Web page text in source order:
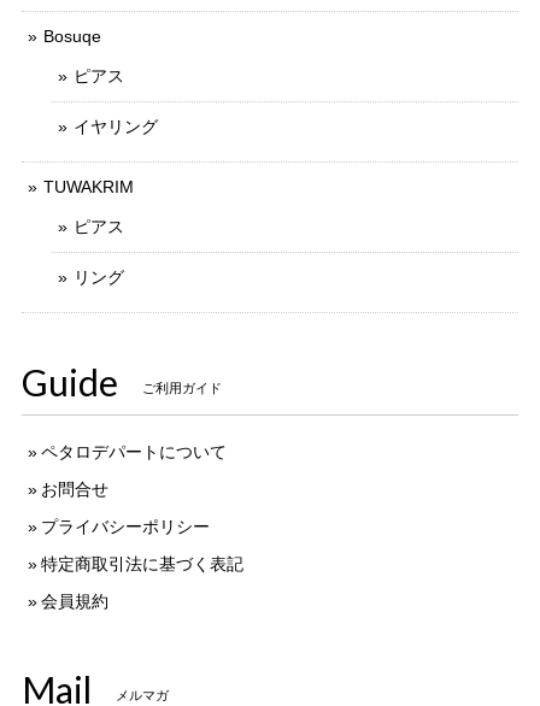
Bosuqe
ピアス
イヤリング
TUWAKRIM
ピアス
リング
Guide ご利用ガイド
ペタロデパートについて
お問合せ
プライバシーポリシー
特定商取引法に基づく表記
会員規約
Mail メルマガ